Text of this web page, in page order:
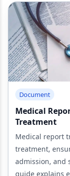
Document
Medical
Treatment
Medical report
treatment,
admission, and
guide explains